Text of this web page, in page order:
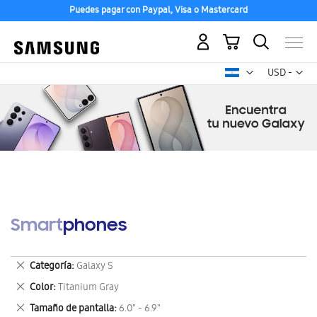
Puedes pagar con Paypal, Visa o Mastercard
USD -
dólar
Mi carrito
Smartphones
Categoría Galaxy S
Eliminar
este
artículo
Color Titanium Gray
Eliminar
este
Tamaño de pantalla 6.0" - 6.9"
Eliminar